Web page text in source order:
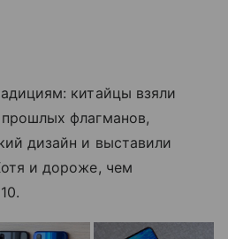
китайцы взяли
флагманов,
дизайн и выставили
и дороже, чем